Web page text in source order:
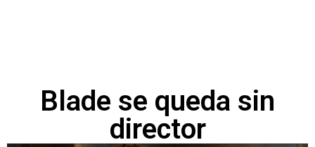
Blade se queda sin
director